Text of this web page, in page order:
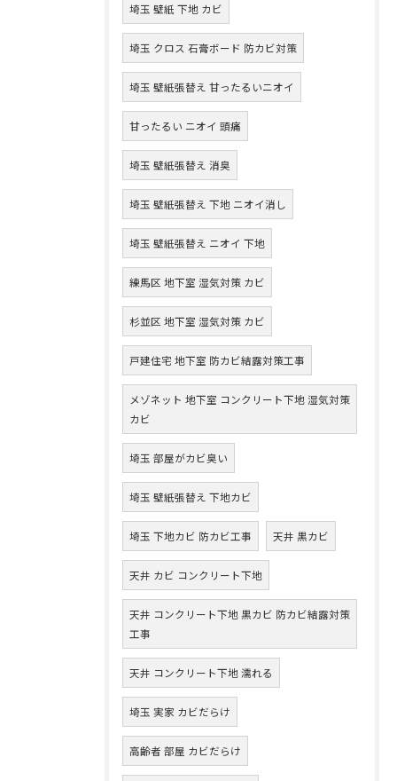
埼玉 壁紙 下地 カビ
埼玉 クロス 石膏ボード 防カビ対策
埼玉 壁紙張替え 甘ったるいニオイ
甘ったるい ニオイ 頭痛
埼玉 壁紙張替え 消臭
埼玉 壁紙張替え 下地 ニオイ消し
埼玉 壁紙張替え ニオイ 下地
練馬区 地下室 湿気対策 カビ
杉並区 地下室 湿気対策 カビ
戸建住宅 地下室 防カビ結露対策工事
メゾネット 地下室 コンクリート下地 湿気対策
カビ
埼玉 部屋がカビ臭い
埼玉 壁紙張替え 下地カビ
埼玉 下地カビ 防カビ工事 天井 黒カビ
天井 カビ コンクリート下地
天井 コンクリート下地 黒カビ 防カビ結露対策
工事
天井 コンクリート下地 濡れる
埼玉 実家 カビだらけ
高齢者 部屋 カビだらけ